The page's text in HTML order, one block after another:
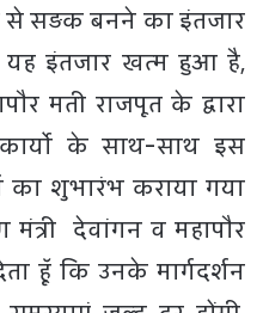
से सड़क बनने का इंतजार
इंतजार खत्म हुआ है,
मती राजपूत के द्वारा
के साथ-साथ इस
शुभारंभ कराया गया
मंत्री देवांगन व महापौर
हूॅं कि उनके मार्गदर्शन